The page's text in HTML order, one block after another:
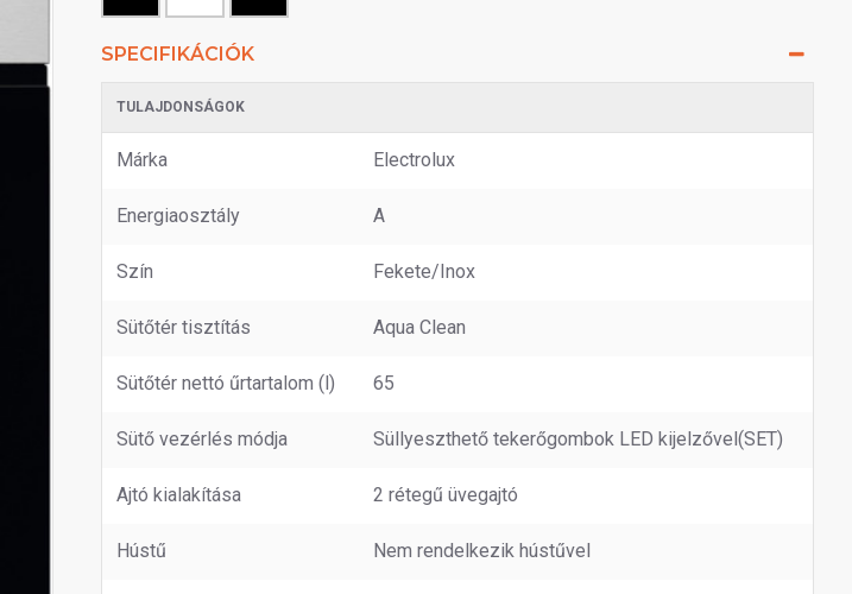
SPECIFIKÁCIÓK
TULAJDONSÁGOK
Márka Electrolux
Energiaosztály A
Szín Fekete/Inox
Sütőtér tisztítás Aqua Clean
Sütőtér nettó űrtartalom (l) 65
Sütő vezérlés módja Süllyeszthető tekerőgombok LED kijelzővel(SET)
Ajtó kialakítása 2 rétegű üvegajtó
Hústű Nem rendelkezik hústűvel